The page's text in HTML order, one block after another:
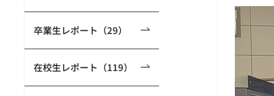
卒業生レポート（29）
在校生レポート（119）